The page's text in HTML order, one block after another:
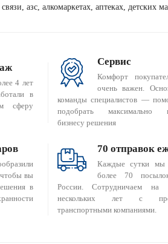
азс, алкомаркетах, аптеках, детских
4 лет
в
сферу
Сервис
Комфорт
очень важен.
команды специалистов —
подобрать максимально
бизнесу решения
чтобы вы
в
70 отправок
Каждые сутки мы
более 70
России. Сотрудничаем на
нескольких лет с
транспортными компаниями.